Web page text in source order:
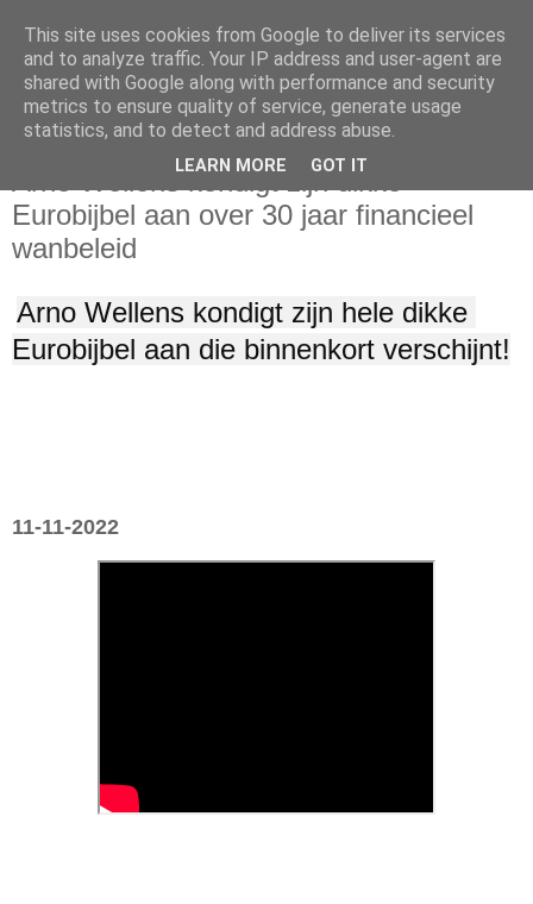
vrijdag 11 november 2022
Arno Wellens kondigt zijn dikke
Eurobijbel aan over 30 jaar financieel
wanbeleid
Arno Wellens kondigt zijn hele dikke
Eurobijbel aan die binnenkort verschijnt!
11-11-2022
This site uses cookies from Google to deliver its services
and to analyze traffic. Your IP address and user-agent are
shared with Google along with performance and security
metrics to ensure quality of service, generate usage
statistics, and to detect and address abuse.
LEARN MORE GOT IT